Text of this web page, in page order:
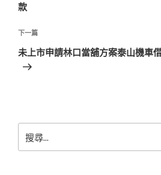
覽
篇
章
款
下
一
篇
下一篇
未上市申請林口當舖方案泰山機車
尋